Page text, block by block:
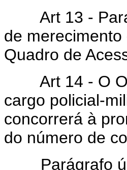
Art 13 - Para
de
Quadro de
Art 14 - O
cargo policial-
concorrerá à
do número de
Parágrafo